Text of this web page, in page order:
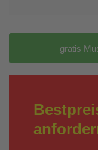
gratis